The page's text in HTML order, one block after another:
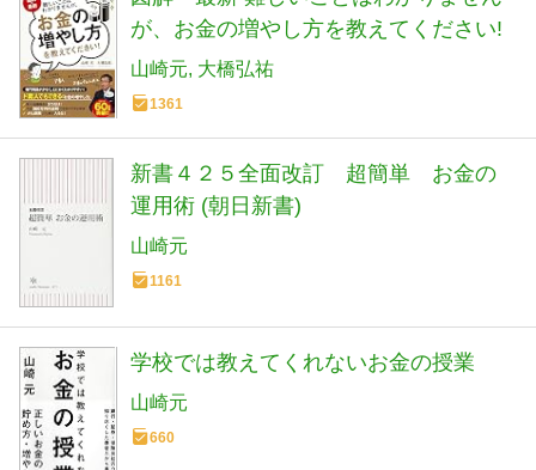
が、お金の増やし方を教えてください!
山崎元 大橋弘祐
1361
新書４２５全面改訂 超簡単 お金の
運用術 (朝日新書)
山崎元
1161
学校では教えてくれないお金の授業
山崎元
660